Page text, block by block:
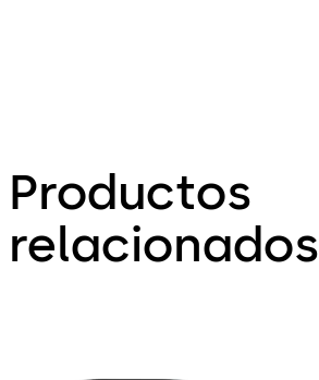
Productos
relacionados